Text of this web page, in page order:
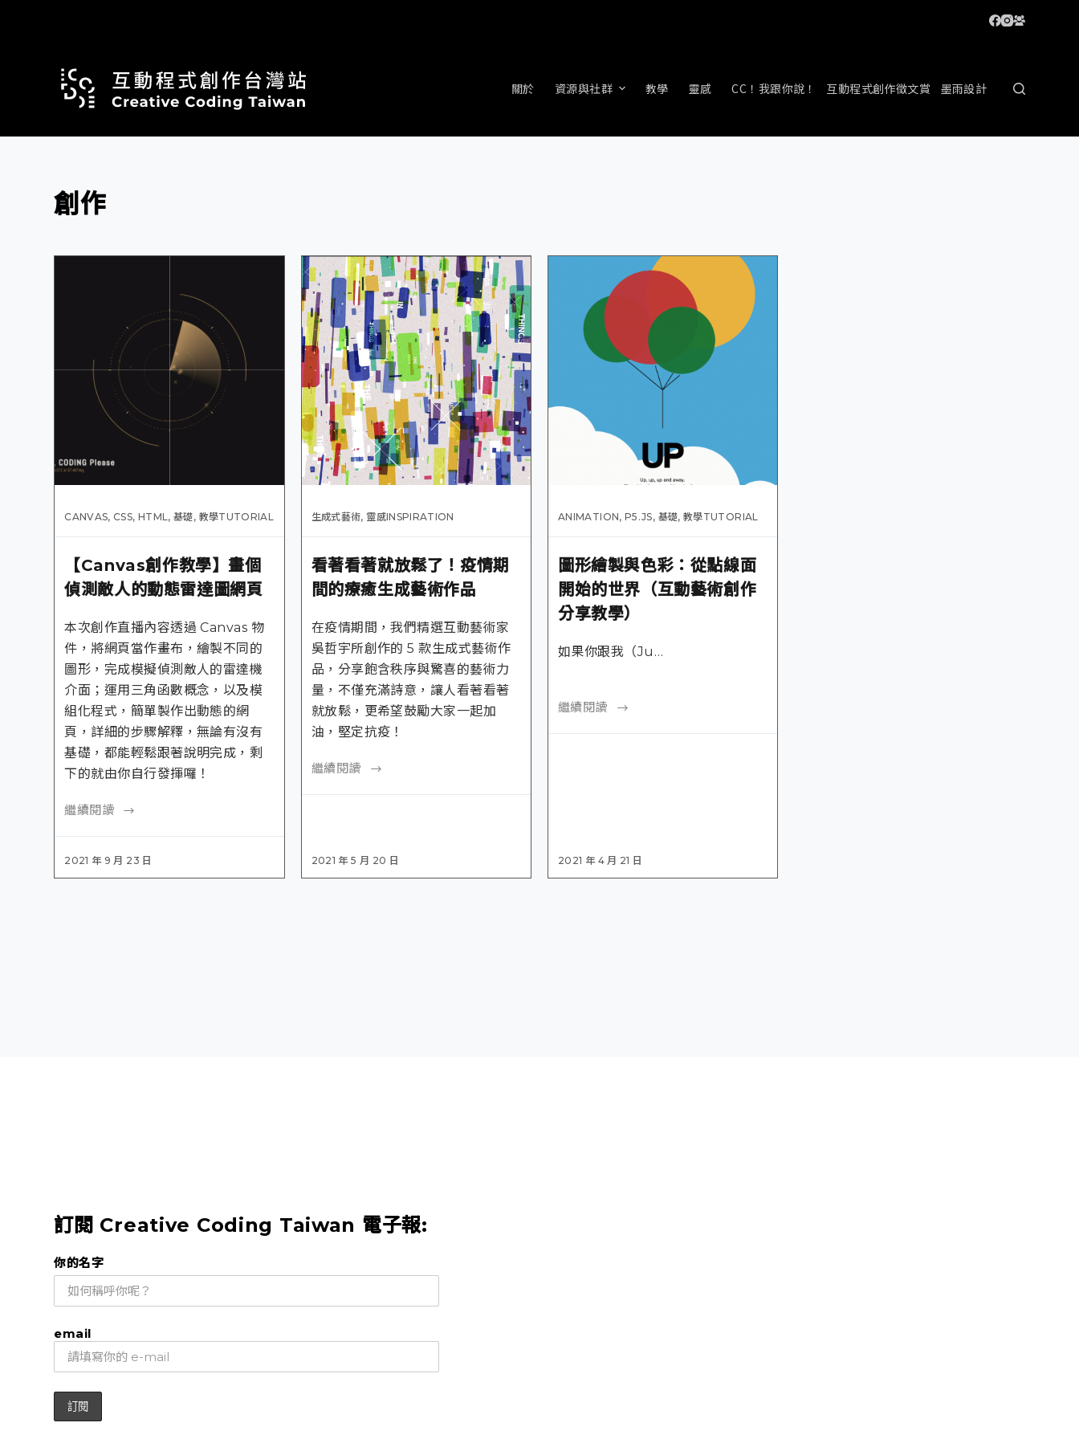
關於 資源與社群 教學 靈感 CC！我跟你說！ 互動程式創作徵文賞 墨雨設計
創作
CANVAS,CSS, HTML,基礎, 教學TUTORIAL
【Canvas創作教學】畫個
偵測敵人的動態雷達圖網頁
本次創作直播內容透過 Canvas 物
件，將網頁當作畫布，繪製不同的
圖形，完成模擬偵測敵人的雷達機
介面；運用三角函數概念，以及模
組化程式，簡單製作出動態的網
頁，詳細的步驟解釋，無論有沒有
基礎，都能輕鬆跟著說明完成，剩
下的就由你自行發揮囉！
繼續閱讀
2021 年 9 月 23 日
生成式藝術, 靈感INSPIRATION
看著看著就放鬆了！疫情期
間的療癒生成藝術作品
在疫情期間，我們精選互動藝術家
吳哲宇所創作的 5 款生成式藝術作
品，分享飽含秩序與驚喜的藝術力
量，不僅充滿詩意，讓人看著看著
就放鬆，更希望鼓勵大家一起加
油，堅定抗疫！
繼續閱讀
2021 年 5 月 20 日
ANIMATION, P5.JS, 基礎, 教學TUTORIAL
圖形繪製與色彩：從點線面
開始的世界（互動藝術創作
分享教學）
如果你跟我（Ju…
繼續閱讀
2021 年 4 月 21 日
訂閱 Creative Coding Taiwan 電子報:
你的名字
email